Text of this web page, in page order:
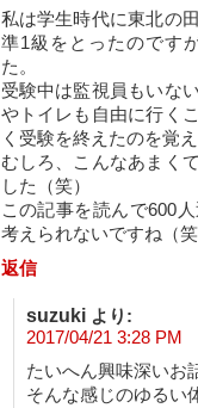
私は学生時代に東北の
準1級をとったのです
た。
受験中は監視員もいな
やトイレも自由に行く
く受験を終えたのを覚
むしろ、こんなあまく
した（笑）
この記事を読んで600
考えられないですね（
返信
suzuki より:
2017/04/21 3:28 PM
たいへん興味深いお
そんな感じのゆるい